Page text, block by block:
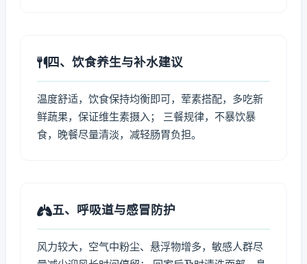
四、饮食养生与补水建议
温度舒适，饮食保持均衡即可，荤素搭配，多吃新
鲜蔬果，保证维生素摄入； 三餐规律，不暴饮暴
食，晚餐尽量清淡，减轻肠胃负担。
五、呼吸道与感冒防护
风力较大，空气中粉尘、悬浮物增多，敏感人群尽